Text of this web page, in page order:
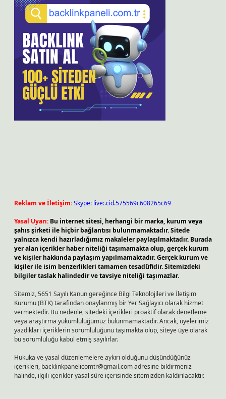
Reklam ve İletişim:Skype: live:.cid.575569c608265c69
Yasal Uyarı: Bu internet sitesi, herhangi bir marka, kurum veya
şahıs şirketi ile hiçbir bağlantısı bulunmamaktadır. Sitede
yalnızca kendi hazırladığımız makaleler paylaşılmaktadır. Burada
yer alan içerikler haber niteliği taşımamakta olup, gerçek kurum
ve kişiler hakkında paylaşım yapılmamaktadır. Gerçek kurum ve
kişiler ile isim benzerlikleri tamamen tesadüfidir. Sitemizdeki
bilgiler taslak halindedir ve tavsiye niteliği taşımazlar.
Sitemiz, 5651 Sayılı Kanun gereğince Bilgi Teknolojileri ve İletişim
Kurumu (BTK) tarafından onaylanmış bir Yer Sağlayıcı olarak hizmet
vermektedir. Bu nedenle, sitedeki içerikleri proaktif olarak denetleme
veya araştırma yükümlülüğümüz bulunmamaktadır. Ancak, üyelerimiz
yazdıkları içeriklerin sorumluluğunu taşımakta olup, siteye üye olarak
bu sorumluluğu kabul etmiş sayılırlar.
Hukuka ve yasal düzenlemelere aykırı olduğunu düşündüğünüz
içerikleri, backlinkpanelicomtr@gmail.comadresine bildirmeniz
halinde, ilgili içerikler yasal süre içerisinde sitemizden kaldırılacaktır.